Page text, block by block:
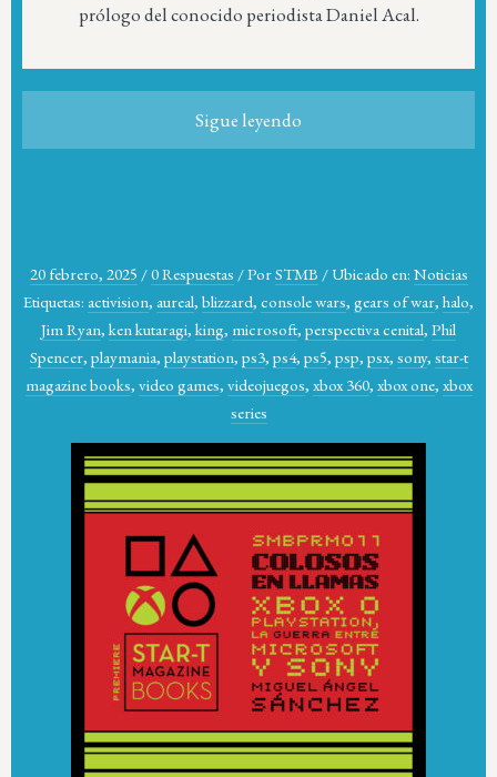
prólogo del conocido periodista Daniel Acal.
Sigue leyendo
20 febrero, 2025 /0 Respuestas /PorSTMB / Ubicado en: Noticias
Etiquetas: activision, aureal, blizzard, console wars, gears of war, halo,
Jim Ryan, ken kutaragi, king, microsoft, perspectiva cenital, Phil
Spencer, playmania, playstation, ps3, ps4, ps5, psp, psx, sony, star-t
magazine books, video games, videojuegos, xbox 360, xbox one, xbox
series